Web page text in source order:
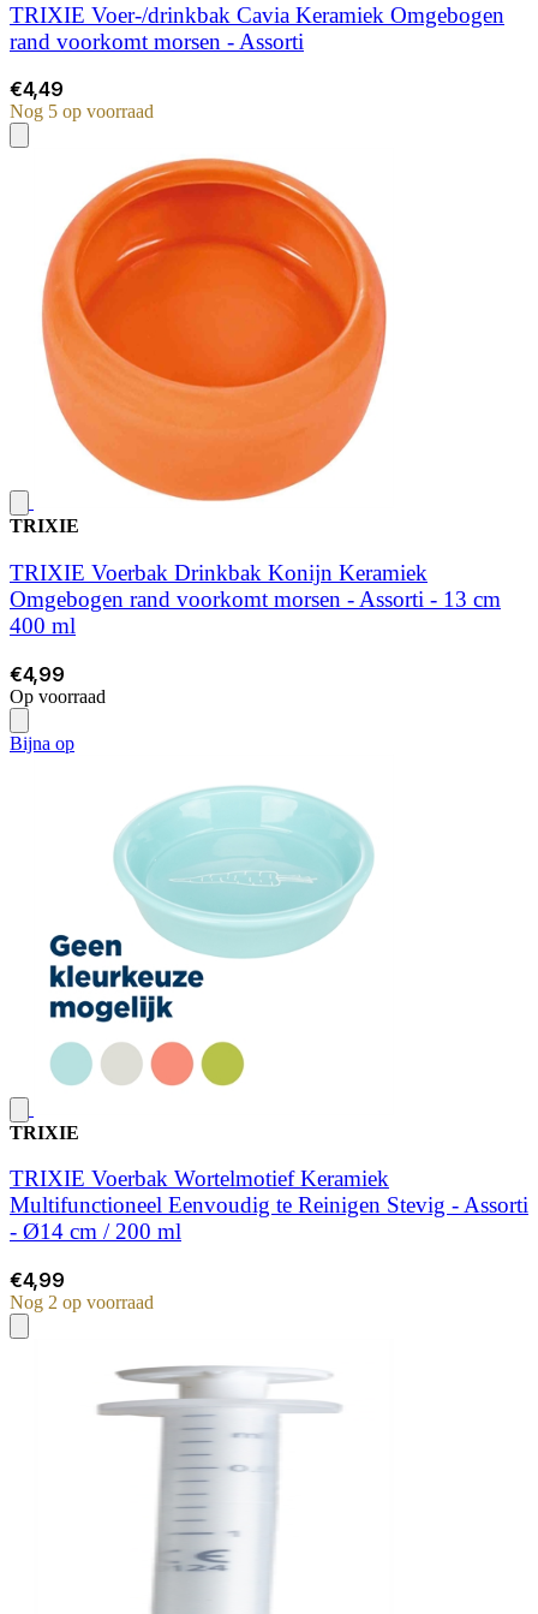
TRIXIE Voer-/drinkbak Cavia Keramiek Omgebogen
rand voorkomt morsen - Assorti
€4,49
Nog 5 op voorraad
TRIXIE
TRIXIE Voerbak Drinkbak Konijn Keramiek
Omgebogen rand voorkomt morsen - Assorti - 13 cm
400 ml
€4,99
Op voorraad
Bijna op
TRIXIE
TRIXIE Voerbak Wortelmotief Keramiek
Multifunctioneel Eenvoudig te Reinigen Stevig - Assorti
- Ø14 cm / 200 ml
€4,99
Nog 2 op voorraad